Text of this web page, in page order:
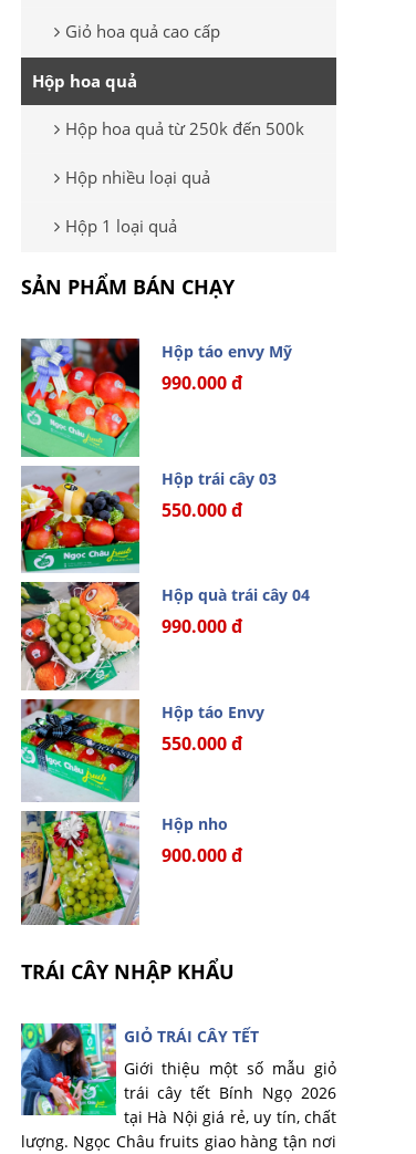
Giỏ hoa quả cao cấp
Hộp hoa quả
Hộp hoa quả từ 250k đến 500k
Hộp nhiều loại quả
Hộp 1 loại quả
SẢN PHẨM BÁN CHẠY
Hộp táo envy Mỹ
990.000 đ
Hộp trái cây 03
550.000 đ
Hộp quà trái cây 04
990.000 đ
Hộp táo Envy
550.000 đ
Hộp nho
900.000 đ
TRÁI CÂY NHẬP KHẨU
GIỎ TRÁI CÂY TẾT
Giới thiệu một số mẫu giỏ
trái cây tết Bính Ngọ 2026
tại Hà Nội giá rẻ, uy tín, chất
lượng. Ngọc Châu fruits giao hàng tận nơi